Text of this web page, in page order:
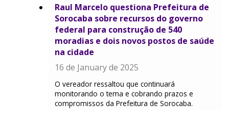
Raul Marcelo questiona Prefeitura de
Sorocaba sobre recursos do governo
federal para construção de 540
moradias e dois novos postos de saúde
na cidade
16 de January de 2025
O vereador ressaltou que continuará
monitorando o tema e cobrando prazos e
compromissos da Prefeitura de Sorocaba.